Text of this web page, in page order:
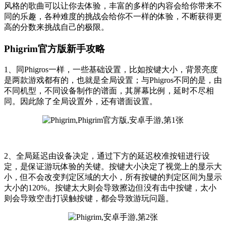
风格的歌曲可以让你去体验，丰富的多样的内容会给你带来不
同的乐趣，各种难度的挑战会给你不一样的体验，不断获得更
高的分数来挑战自己的极限。
Phigrim官方版新手攻略
1、同Phigros一样，一些基础设置，比如按键大小，背景亮度
是两款游戏都有的，也就是全局设置；与Phigros不同的是，由
不同机型，不同设备制作的谱面，其屏幕比例，延时不尽相
同。因此除了全局设置外，还有谱面设置。
2、全局延迟由设备决定，通过下方的延迟校准按钮进行设
定，是保证游玩体验的关键。按键大小决定了视觉上的显示大
小，但不会改变判定区域的大小，所有按键的判定区间为显示
大小的120%。按键太大则会导致擦边但没有击中按键，太小
则会导致空击打误触按键，都会导致游玩问题。